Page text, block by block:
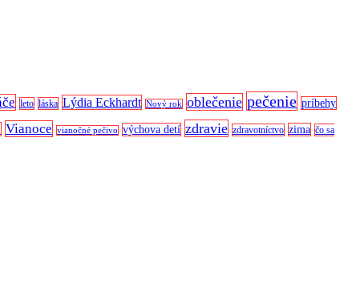
leto láska Lýdia Eckhardt Nový rok oblečenie pečenie príbehy
Vianoce vianočné pečivo výchova detí zdravie zdravotníctvo zima čo sa